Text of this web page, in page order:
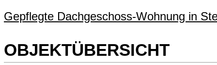
Gepflegte Dachgeschoss-Wohnung in
OBJEKTÜBERSICHT